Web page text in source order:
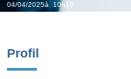
04/04/2025à 10h19
Profil